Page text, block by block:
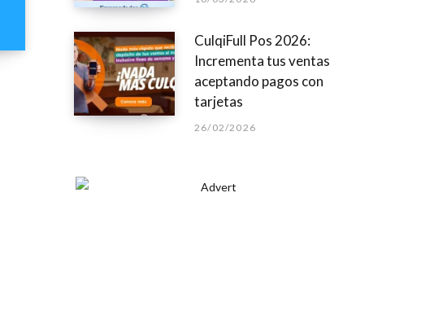
CulqiFull Pos 2026:
Incrementa tus ventas
aceptando pagos con
tarjetas
26/02/2026